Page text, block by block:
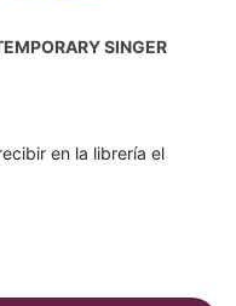
SINGER
en la librería el